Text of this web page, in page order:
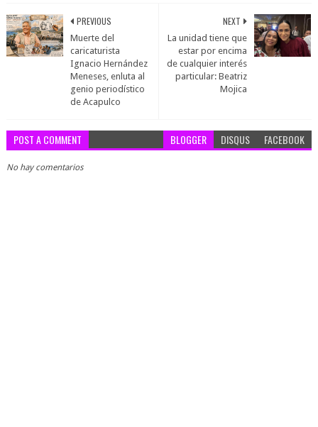
NEXT
La unidad tiene que
estar por encima
de cualquier interés
particular: Beatriz
Mojica
PREVIOUS
Muerte del
caricaturista
Ignacio Hernández
Meneses, enluta al
genio periodístico
de Acapulco
POST A COMMENT BLOGGER DISQUS FACEBOOK
No hay comentarios